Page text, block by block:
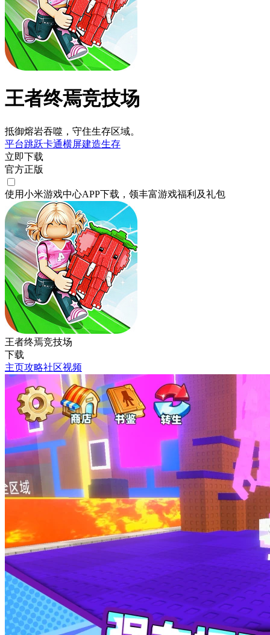
王者终焉竞技场
抵御熔岩吞噬，守住生存区域。
平台跳跃卡通横屏建造生存
立即下载
官方正版
使用小米游戏中心APP下载 ，领丰富游戏福利 及礼包
王者终焉竞技场
下载
主页攻略社区视频